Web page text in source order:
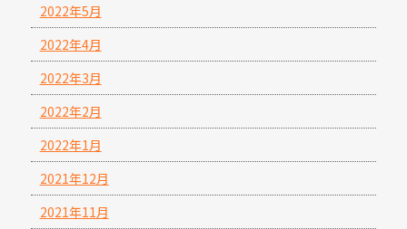
2022年5月
2022年4月
2022年3月
2022年2月
2022年1月
2021年12月
2021年11月